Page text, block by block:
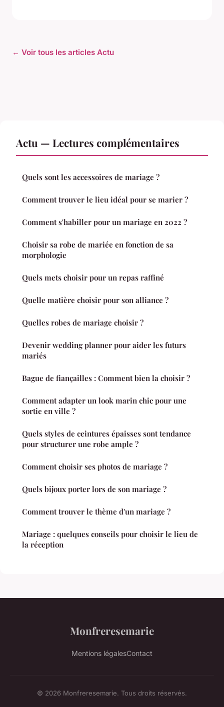
← Voir tous les articles Actu
Actu — Lectures complémentaires
Quels sont les accessoires de mariage ?
Comment trouver le lieu idéal pour se marier ?
Comment s'habiller pour un mariage en 2022 ?
Choisir sa robe de mariée en fonction de sa
morphologie
Quels mets choisir pour un repas raffiné
Quelle matière choisir pour son alliance ?
Quelles robes de mariage choisir ?
Devenir wedding planner pour aider les futurs
mariés
Bague de fiançailles : Comment bien la choisir ?
Comment adapter un look marin chic pour une
sortie en ville ?
Quels styles de ceintures épaisses sont tendance
pour structurer une robe ample ?
Comment choisir ses photos de mariage ?
Quels bijoux porter lors de son mariage ?
Comment trouver le thème d'un mariage ?
Mariage : quelques conseils pour choisir le lieu de
la réception
Monfreresemarie
Mentions légalesContact
© 2026 Monfreresemarie. Tous droits réservés.